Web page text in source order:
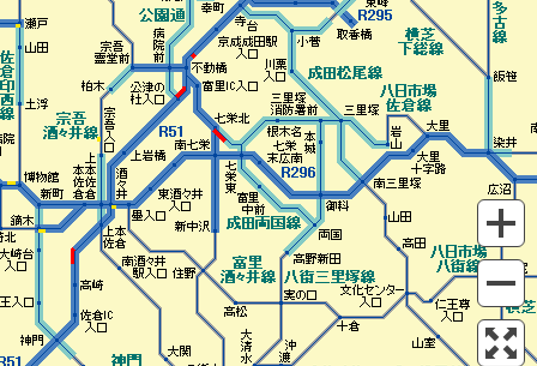
表示設定
渋滞 通行止め
チェーン規制等
調整中
規制情報
事故 規制 通行止め